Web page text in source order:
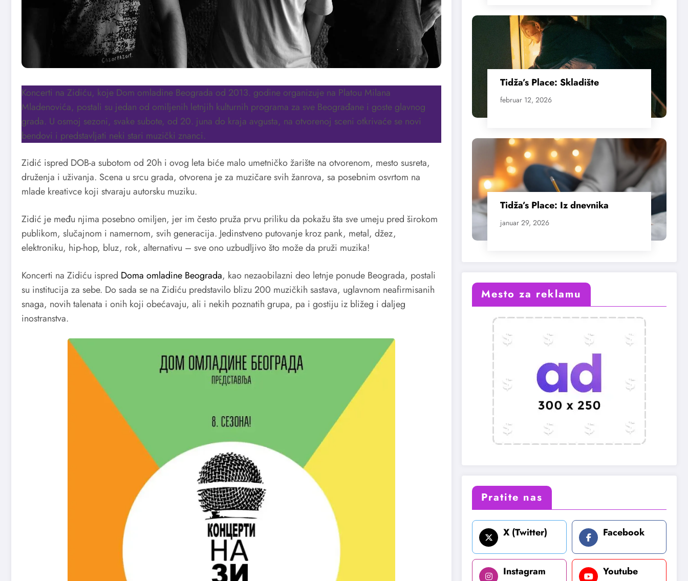
Koncerti na Zidiću, koje Dom omladine Beograda od 2013. godine organizuje na Platou Milana
Mladenovića, postali su jedan od omiljenih letnjih kulturnih programa za sve Beograđane i goste glavnog
grada. U osmoj sezoni, svake subote, od 20. juna do kraja avgusta, na otvorenoj sceni otkrivaće se novi
bendovi i predstavljati neki stari muzički znanci.
Zidić ispred DOB-a subotom od 20h i ovog leta biće malo umetničko žarište na otvorenom, mesto susreta,
druženja i uživanja. Scena u srcu grada, otvorena je za muzičare svih žanrova, sa posebnim osvrtom na
mlade kreativce koji stvaraju autorsku muziku.
Zidić je među njima posebno omiljen, jer im često pruža prvu priliku da pokažu šta sve umeju pred širokom
publikom, slučajnom i namernom, svih generacija. Jedinstveno putovanje kroz pank, metal, džez,
elektroniku, hip-hop, bluz, rok, alternativu – sve ono uzbudljivo što može da pruži muzika!
Koncerti na Zidiću ispred Doma omladine Beograda, kao nezaobilazni deo letnje ponude Beograda, postali
su institucija za sebe. Do sada se na Zidiću predstavilo blizu 200 muzičkih sastava, uglavnom neafirmisanih
snaga, novih talenata i onih koji obećavaju, ali i nekih poznatih grupa, pa i gostiju iz bližeg i daljeg
inostranstva.
Tidža’s Place: Skladište
februar 12, 2026
Tidža’s Place: Iz dnevnika
januar 29, 2026
Mesto za reklamu
Pratite nas
X (Twitter) Facebook
Instagram Youtube